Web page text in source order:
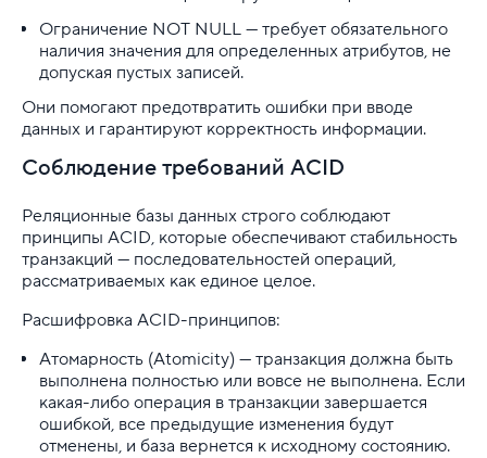
Ограничение NOT NULL — требует обязательного
наличия значения для определенных атрибутов, не
допуская пустых записей.
Они помогают предотвратить ошибки при вводе
данных и гарантируют корректность информации.
Соблюдение требований ACID
Реляционные базы данных строго соблюдают
принципы ACID, которые обеспечивают стабильность
транзакций — последовательностей операций,
рассматриваемых как единое целое.
Расшифровка ACID-принципов:
Атомарность (Atomicity) — транзакция должна быть
выполнена полностью или вовсе не выполнена. Если
какая-либо операция в транзакции завершается
ошибкой, все предыдущие изменения будут
отменены, и база вернется к исходному состоянию.